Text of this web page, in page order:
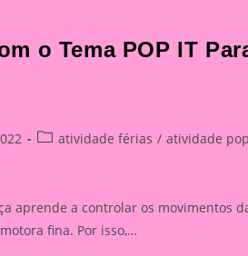
o Tema POP IT
Postatividade férias / atividade
aprende a controlar os movimentos
fina. Por isso,…